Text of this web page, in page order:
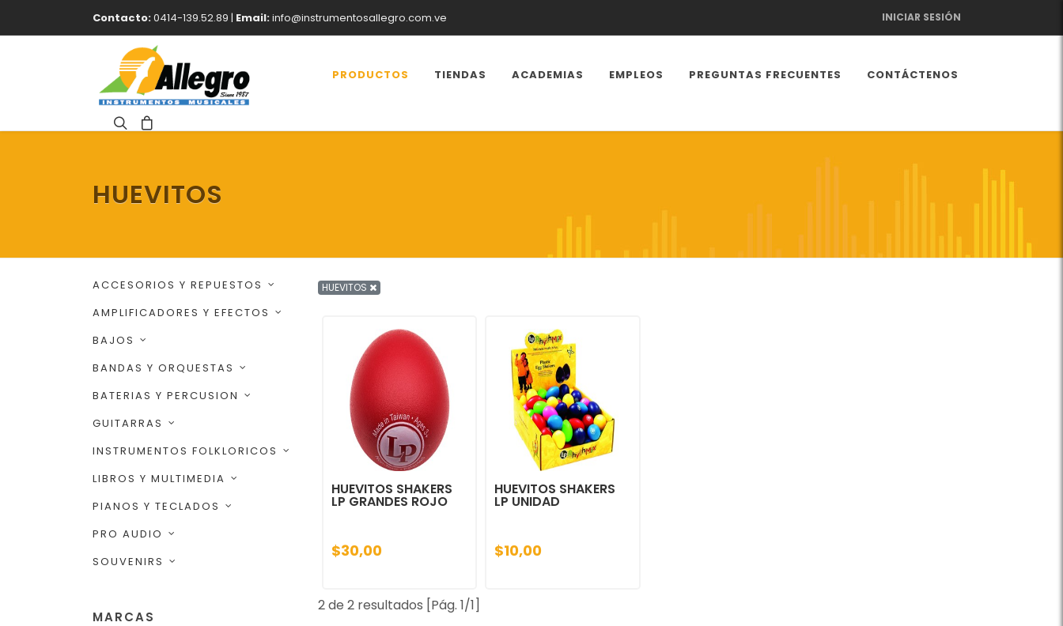
Contacto:0414-139.52.89 | Email:info@instrumentosallegro.com.ve INICIAR SESIÓN
PRODUCTOS TIENDAS ACADEMIAS EMPLEOS PREGUNTAS FRECUENTES CONTÁCTENOS
HUEVITOS
ACCESORIOS Y REPUESTOS
AMPLIFICADORES Y EFECTOS
BAJOS
BANDAS Y ORQUESTAS
BATERIAS Y PERCUSION
GUITARRAS
INSTRUMENTOS FOLKLORICOS
LIBROS Y MULTIMEDIA
PIANOS Y TECLADOS
PRO AUDIO
SOUVENIRS
MARCAS
HUEVITOS
HUEVITOS SHAKERS
LP GRANDES ROJO
$30,00
HUEVITOS SHAKERS
LP UNIDAD
$10,00
2 de 2 resultados [Pág. 1/1]